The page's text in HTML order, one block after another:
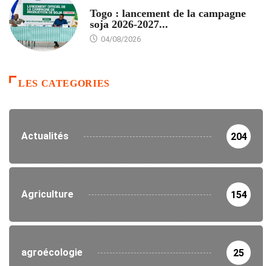
Togo : lancement de la campagne
soja 2026-2027...
04/08/2026
LES CATEGORIES
Actualités 204
Agriculture 154
agroécologie 25